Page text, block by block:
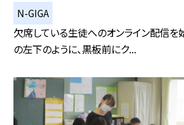
N-GIGA
欠席している生徒へのオンライン配信を
の左下のように、黒板前にク...